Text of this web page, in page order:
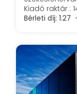
Kiadó raktár :
Bérleti díj: